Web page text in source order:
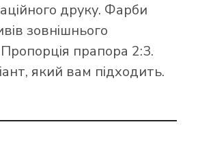
друку. Фарби
зовнішнього
прапора 2:3.
який вам підходить.